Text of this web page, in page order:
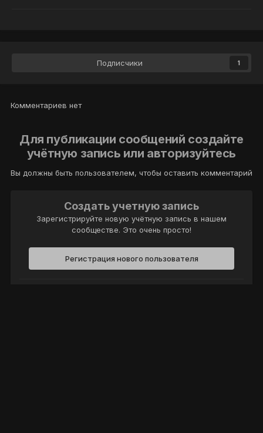
Подписчики 1
Комментариев нет
Для публикации сообщений создайте
учётную запись или авторизуйтесь
Вы должны быть пользователем, чтобы оставить комментарий
Создать учетную запись
Зарегистрируйте новую учётную запись в нашем
сообществе. Это очень просто!
Регистрация нового пользователя